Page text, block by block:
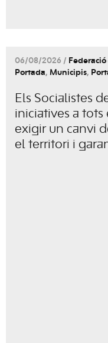
06/08/2026 /
Portada, Municipis,
Els Socialistes
iniciatives a
exigir un canvi
el territori i